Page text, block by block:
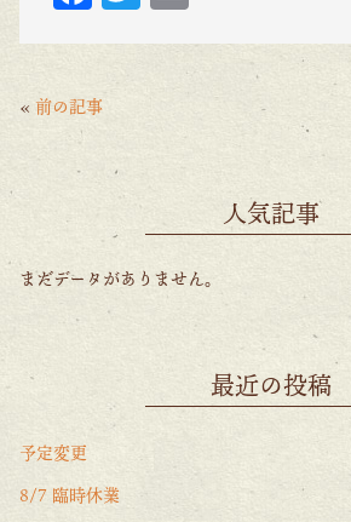
ac
eb
o
w m
« 前の記事
人気記事
まだデータがありません。
最近の投稿
予定変更
8/7 臨時休業